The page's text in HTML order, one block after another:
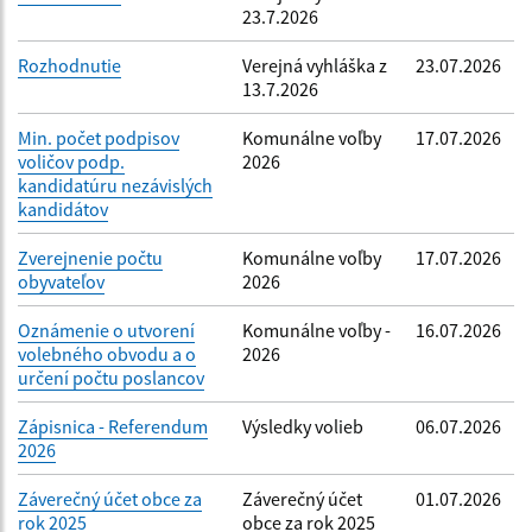
23.7.2026
Rozhodnutie
Verejná vyhláška z
13.7.2026
23.07.2026
Min. počet podpisov
voličov podp.
kandidatúru nezávislých
kandidátov
Komunálne voľby
2026
17.07.2026
Zverejnenie počtu
obyvateľov
Komunálne voľby
2026
17.07.2026
Oznámenie o utvorení
volebného obvodu a o
určení počtu poslancov
Komunálne voľby -
2026
16.07.2026
Zápisnica - Referendum
2026
Výsledky volieb 06.07.2026
Záverečný účet obce za
rok 2025
Záverečný účet
obce za rok 2025
01.07.2026